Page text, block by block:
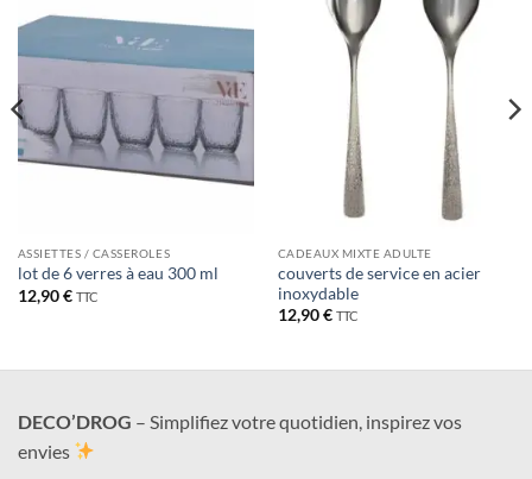
à la liste
ASSIETTES / CASSEROLES
lot de 6 verres à eau 300 ml
12,90€ TTC
Ajouter
à la liste
souhaits
CADEAUX MIXTE ADULTE
couverts de service en acier
inoxydable
12,90€ TTC
DECO’DROG – Simplifiez votre quotidien, inspirez vos
envies